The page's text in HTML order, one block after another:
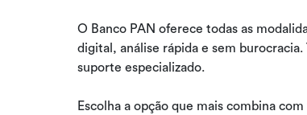
O Banco PAN oferece todas as
digital, análise rápida e sem
suporte especializado.
Escolha a opção que mais combina